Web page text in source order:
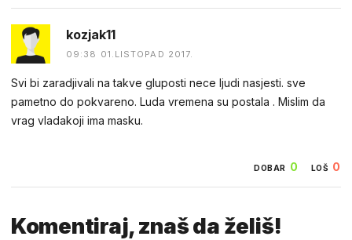
kozjak11
09:38 01.LISTOPAD 2017.
Svi bi zaradjivali na takve gluposti nece ljudi nasjesti. sve
pametno do pokvareno. Luda vremena su postala . Mislim da
vrag vladakoji ima masku.
DOBAR 0 LOŠ 0
Komentiraj, znaš da želiš!